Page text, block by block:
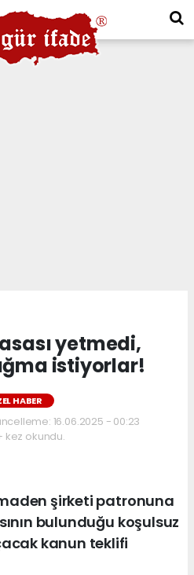
yetmedi,
istiyorlar!
HABER
16.06.2025 - 00:23
kez okundu.
şirketi patronuna
bulunduğu koşulsuz
kanun teklifi